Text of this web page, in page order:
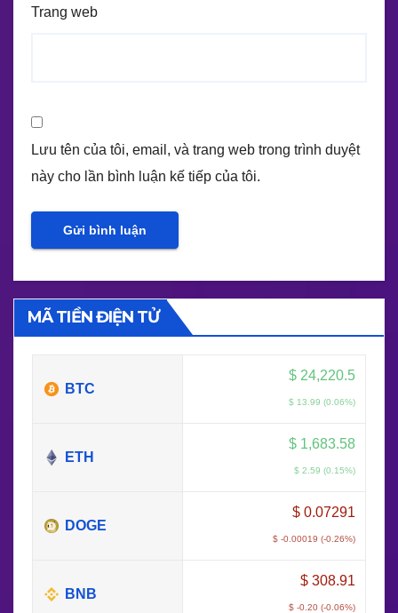
Trang web
Lưu tên của tôi, email, và trang web trong trình duyệt
này cho lần bình luận kế tiếp của tôi.
MÃ TIỀN ĐIỆN TỬ
BTC
$24,220.5
$ 13.99 (0.06%)
ETH
$1,683.58
$ 2.59 (0.15%)
DOGE
$0.07291
$ -0.00019 (-0.26%)
BNB
$308.91
$ -0.20 (-0.06%)